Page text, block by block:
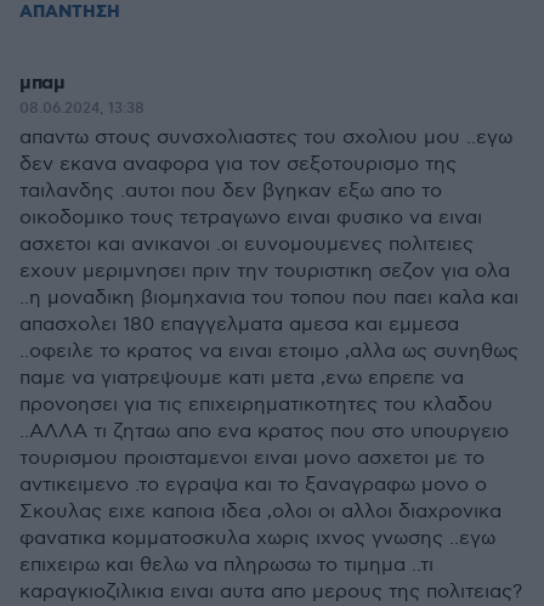
ΑΠΑΝΤΗΣΗ
μπαμ
08.06.2024, 13:38
απαντω στους συνσχολιαστες του σχολιου μου ..εγω
δεν εκανα αναφορα για τον σεξοτουρισμο της
ταιλανδης .αυτοι που δεν βγηκαν εξω απο το
οικοδομικο τους τετραγωνο ειναι φυσικο να ειναι
ασχετοι και ανικανοι .οι ευνομουμενες πολιτειες
εχουν μεριμνησει πριν την τουριστικη σεζον για ολα
..η μοναδικη βιομηχανια του τοπου που παει καλα και
απασχολει 180 επαγγελματα αμεσα και εμμεσα
..οφειλε το κρατος να ειναι ετοιμο ,αλλα ως συνηθως
παμε να γιατρεψουμε κατι μετα ,ενω επρεπε να
προνοησει για τις επιχειρηματικοτητες του κλαδου
..ΑΛΛΑ τι ζηταω απο ενα κρατος που στο υπουργειο
τουρισμου προισταμενοι ειναι μονο ασχετοι με το
αντικειμενο .το εγραψα και το ξαναγραφω μονο ο
Σκουλας ειχε καποια ιδεα ,ολοι οι αλλοι διαχρονικα
φανατικα κομματοσκυλα χωρις ιχνος γνωσης ..εγω
επιχειρω και θελω να πληρωσω το τιμημα ..τι
καραγκιοζιλικια ειναι αυτα απο μερους της πολιτειας?